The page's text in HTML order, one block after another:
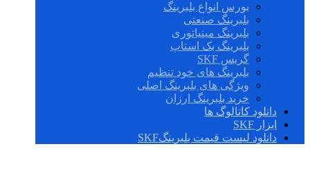
بورس انواع بلبرینگ
بلبرینگ صنعتی
بلبرینگ مینیاتوری
بلبرینگ بک استاپ
گریس SKF
بلبرینگ های خود تنظیم
ویژگی های بلبرینگ اصلی
خرید بلبرینگ ارزان
دانلود کاتالوگ ها
ابزار SKF
دانلود لیست قیمت بلبرینگSKF